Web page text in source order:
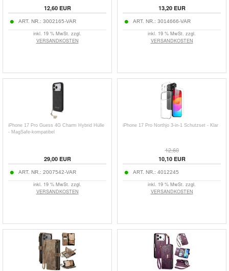
12,60EUR
ART. NR.: 3002165-VAR
inkl. 19 % MwSt. zzgl.
VERSANDKOSTEN
13,20EUR
ART. NR.: 3014666-VAR
inkl. 19 % MwSt. zzgl.
VERSANDKOSTEN
iPhone 17 Pro Guess 4G Charm Hybrid Hülle
- MagSafe-kompatibel
29,00EUR
ART. NR.: 2007542-VAR
inkl. 19 % MwSt. zzgl.
VERSANDKOSTEN
iPhone 17 Pro Northjo 3-in-1 Schutzset - Klar
12,60
10,10EUR
ART. NR.: 4012245
inkl. 19 % MwSt. zzgl.
VERSANDKOSTEN